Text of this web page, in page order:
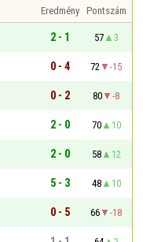
Eredmény Pontszám
2 - 1 57
3
0 - 4 72
-15
0 - 2 80
-8
2 - 0 70
10
2 - 0 58
12
5 - 3 48
10
0 - 5 66
-18